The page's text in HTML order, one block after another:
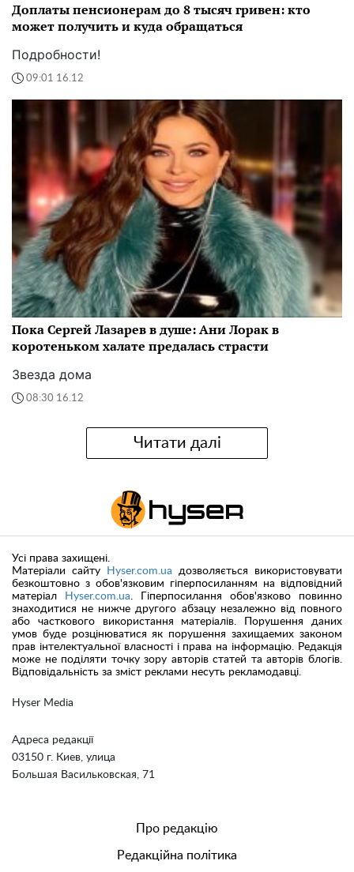
Доплаты пенсионерам до 8 тысяч гривен: кто
может получить и куда обращаться
Подробности!
09:01 16.12
Пока Сергей Лазарев в душе: Ани Лорак в
коротеньком халате предалась страсти
Звезда дома
08:30 16.12
Читати далі
Hyser Media
Адреса редакції
03150 г. Киев, улица
Большая Васильковская, 71
Усі права захищені.
Матеріали сайту
Hyser.com.ua дозволяється використовувати
безкоштовно з обов'язковим гіперпосиланням на відповідний
матеріал
Hyser.com.ua. Гіперпосилання обов'язково повинно
знаходитися не нижче другого абзацу незалежно від повного
або часткового використання матеріалів. Порушення даних
умов буде розцінюватися як порушення захищаемих законом
прав інтелектуальної власності і права на інформацію. Редакція
може не поділяти точку зору авторів статей та авторів блогів.
Відповідальність за зміст реклами несуть рекламодавці.
Про редакцію
Редакційна політика